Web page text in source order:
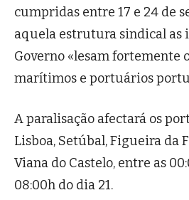
cumpridas entre 17 e 24 de
aquela estrutura sindical as
Governo «lesam fortemente
marítimos e portuários
A paralisação afectará os
Lisboa, Setúbal, Figueira da
Viana do Castelo, entre as
08:00h do dia 21.